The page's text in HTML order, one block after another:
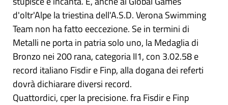
d'oltr'Alpe la triestina dell'A.S.D. Verona Swimming
Team non ha fatto eeccezione. Se in termini di
Metalli ne porta in patria solo uno, la Medaglia di
Bronzo nei 200 rana, categoria II1, con 3.02.58 e
record italiano Fisdir e Finp, alla dogana dei referti
dovrà dichiarare diversi record.
Quattordici, cper la precisione. fra Fisdir e Finp